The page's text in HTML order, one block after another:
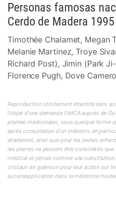
Personas famosas
Cerdo de Madera 1995
Timothée Chalamet, Megan
Melanie Martinez, Troye
Richard Post), Jimin (Park
Florence Pugh, Dove
Reproduction strictement interdite sans
l'objet d'une demande DMCA auprès de
plantes médicinales, sous quelque forme
après consultation d'un médecin, en
allaitantes, ainsi que pour les jeunes
les pierres ne peuvent être considérés
médical et jamais comme une
cristaux de guérison pour leur action sur
aucuneapplication dans la médecine